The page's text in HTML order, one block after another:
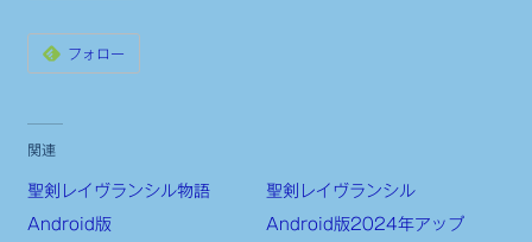
フォロー
関連
聖剣レイヴランシル物語
Android版
聖剣レイヴランシル
Android版2024年アップ